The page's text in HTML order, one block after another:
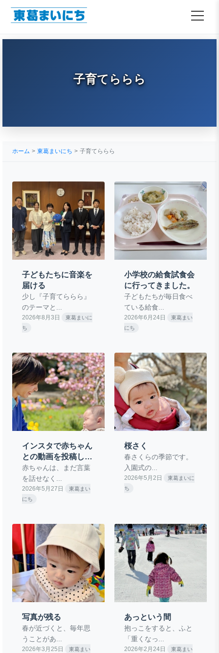
子育てららら
ホーム 東葛まいにち 子育てららら
子どもたちに音楽を
届ける
少し『子育てららら』
のテーマと...
2026年8月3日
東葛まいに
ち
小学校の給食試食会
に行ってきました。
子どもたちが毎日食べ
ている給食...
2026年6月24日
東葛まい
にち
インスタで赤ちゃん
との動画を投稿して
います
赤ちゃんは、まだ言葉
を話せなく...
2026年5月27日
東葛まい
にち
桜さく
春さくらの季節です。
入園式の...
2026年5月2日
東葛まいに
ち
写真が残る
春が近づくと、毎年思
うことがあ...
2026年3月25日
東葛まい
あっという間
抱っこをすると、ふと
「重くなっ...
2026年2月24日
東葛まい